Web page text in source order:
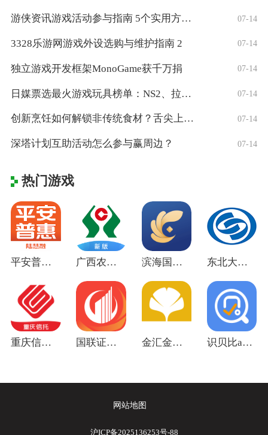
游侠资讯游戏活动参与指南 5个实用方法获 07-14
3328乐游网游戏外设选购与维护指南 2 07-14
独立游戏开发框架MonoGame获千万捐 07-14
日媒票选最火游戏玩具榜单：NS2、拉布布 07-14
创新烹饪如何解锁非传统食材？舌尖上的创意 07-14
深塔计划互助活动怎么参与赢周边？ 07-14
热门游戏
平安普惠陆慧融app最新版 广西农信app安卓版 滨海国金所App安卓版 东北大智慧手机版下载最新版
重庆信托app官方版 国联证券尊宝app官方版 金汇金融下载app 识贝比app官方版
网站地图
沪ICP备2025136253号-88